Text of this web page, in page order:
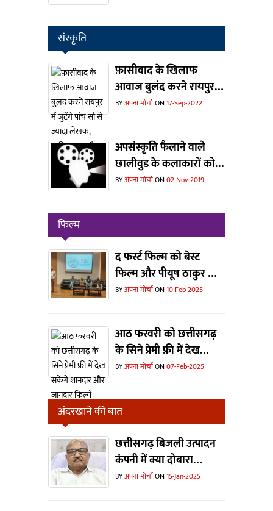
संस्कृति
फ़ासीवाद के खिलाफ
आवाज बुलंद करने रायपुर में
जुटेंगे पांच सौ से ज्यादा
संस्कृतिकर्मी
BYअपना मोर्चाON17-Sep-2022
अपसंस्कृति फैलाने वाले
छालीवुड के कलाकारों को
संस्कृति विभाग ने दिखाया
वर्ग में हर्ष
BYअपना मोर्चाON02-Nov-2019
फिल्म
द फर्स्ट फिल्म को बेस्ट
फिल्म और पीयूष ठाकुर को
मिला बेस्ट डायरेक्टर का
BYअपना मोर्चाON10-Feb-2025
आठ फरवरी को छत्तीसगढ़
के सिने प्रेमी फ्री में देख
सकेंगे शानदार और जानदार
BYअपना मोर्चाON07-Feb-2025
अंदरखाने की बात
छत्तीसगढ़ बिजली उत्पादन
कंपनी में क्या दोबारा
ताजपोशी हो पाएंगी संजीव
BYअपना मोर्चाON15-Jan-2025